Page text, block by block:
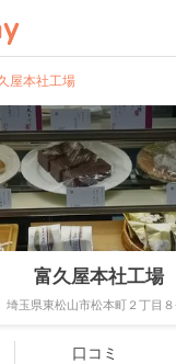
屋本社工場
富久屋本社工場
埼玉県東松山市松本町２丁目８
口コミ